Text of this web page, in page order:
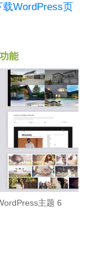
WordPress页
能
主题 6